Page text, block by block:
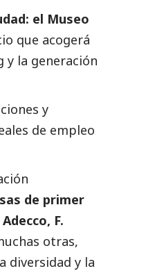
el Museo
que acogerá
y la generación
y
de empleo
de primer
Adecco, F.
otras,
diversidad y la